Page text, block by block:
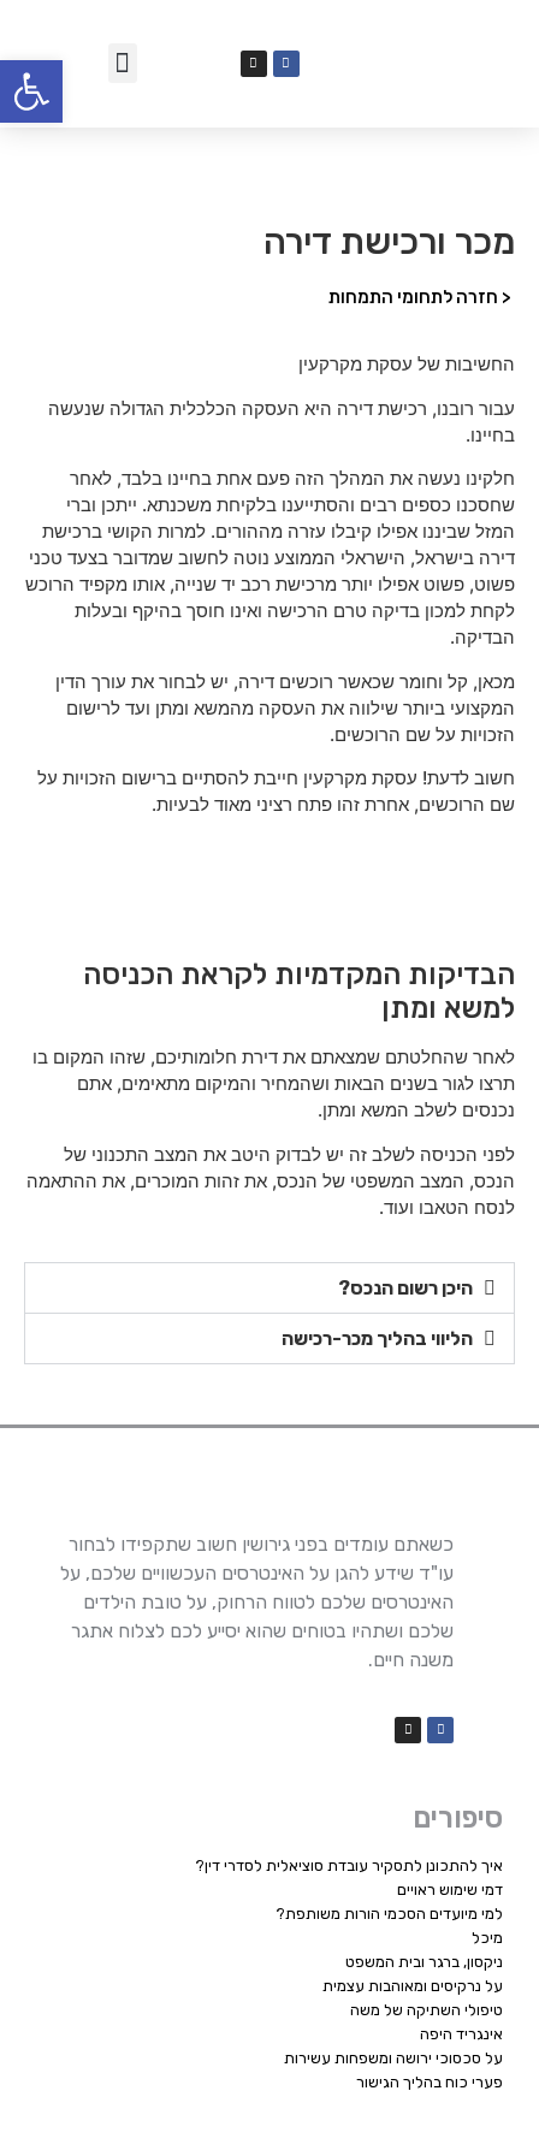
פתח
מכר ורכישת דירה
< חזרה לתחומי התמחות
החשיבות של עסקת מקרקעין
עבור רובנו, רכישת דירה היא העסקה הכלכלית הגדולה שנעשה
בחיינו.
חלקינו נעשה את המהלך הזה פעם אחת בחיינו בלבד, לאחר
שחסכנו כספים רבים והסתייענו בלקיחת משכנתא. ייתכן וברי
המזל שביננו אפילו קיבלו עזרה מההורים. למרות הקושי ברכישת
דירה בישראל, הישראלי הממוצע נוטה לחשוב שמדובר בצעד טכני
פשוט, פשוט אפילו יותר מרכישת רכב יד שנייה, אותו מקפיד הרוכש
לקחת למכון בדיקה טרם הרכישה ואינו חוסך בהיקף ובעלות
הבדיקה.
מכאן, קל וחומר שכאשר רוכשים דירה, יש לבחור את עורך הדין
המקצועי ביותר שילווה את העסקה מהמשא ומתן ועד לרישום
הזכויות על שם הרוכשים.
חשוב לדעת! עסקת מקרקעין חייבת להסתיים ברישום הזכויות על
שם הרוכשים, אחרת זהו פתח רציני מאוד לבעיות.
הבדיקות המקדמיות לקראת הכניסה
למשא ומתן
לאחר שהחלטתם שמצאתם את דירת חלומותיכם, שזהו המקום בו
תרצו לגור בשנים הבאות ושהמחיר והמיקום מתאימים, אתם
נכנסים לשלב המשא ומתן.
לפני הכניסה לשלב זה יש לבדוק היטב את המצב התכנוני של
הנכס, המצב המשפטי של הנכס, את זהות המוכרים, את ההתאמה
לנסח הטאבו ועוד.
היכן רשום הנכס?
הליווי בהליך מכר-רכישה
כשאתם עומדים בפני גירושין חשוב שתקפידו לבחור
עו"ד שידע להגן על האינטרסים העכשוויים שלכם, על
האינטרסים שלכם לטווח הרחוק, על טובת הילדים
שלכם ושתהיו בטוחים שהוא יסייע לכם לצלוח אתגר
משנה חיים.
סיפורים
איך להתכונן לתסקיר עובדת סוציאלית לסדרי דין?
דמי שימוש ראויים
למי מיועדים הסכמי הורות משותפת?
מיכל
ניקסון, ברגר ובית המשפט
על נרקיסים ומאוהבות עצמית
טיפולי השתיקה של משה
אינגריד היפה
על סכסוכי ירושה ומשפחות עשירות
פערי כוח בהליך הגישור